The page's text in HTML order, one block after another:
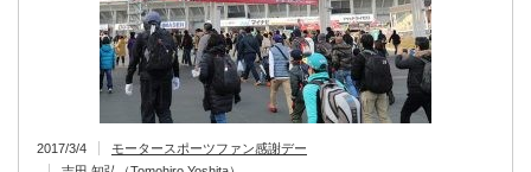
2017/3/4
モータースポーツファン感謝デー